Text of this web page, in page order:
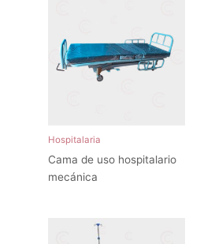
Hospitalaria
Cama de uso hospitalario
mecánica